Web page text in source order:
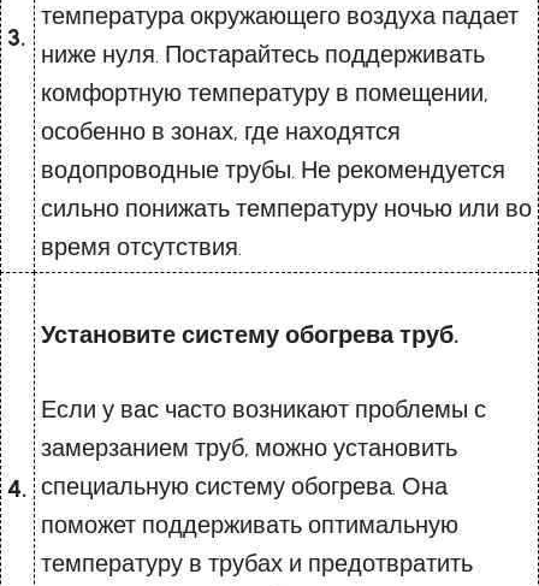
3.
температура окружающего воздуха падает
ниже нуля. Постарайтесь поддерживать
комфортную температуру в помещении,
особенно в зонах, где находятся
водопроводные трубы. Не рекомендуется
сильно понижать температуру ночью или во
время отсутствия.
4.
Установите систему обогрева труб.
Если у вас часто возникают проблемы с
замерзанием труб, можно установить
специальную систему обогрева. Она
поможет поддерживать оптимальную
температуру в трубах и предотвратить